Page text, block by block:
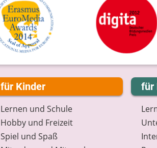
für Kinder
Lernen und Schule
Hobby und Freizeit
Spiel und Spaß
für